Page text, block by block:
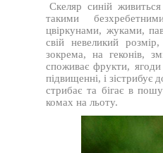
Скеляр синій
такими
цвіркунами, жуками,
свій невеликий
зокрема, на геконів,
споживає фрукти,
підвищенні, і
стрибає та бігає в
комах на льоту.